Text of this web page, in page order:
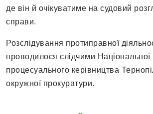
де він й очікуватиме на судовий
справи.
Розслідування протиправної
проводилося слідчими Національної
процесуального керівництва
окружної прокуратури.